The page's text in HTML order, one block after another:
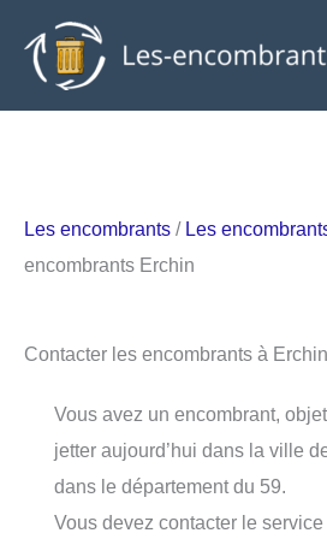
contenu
Les encombrants / Les
encombrants Erchin
Contacter les encombrants à
Vous avez un encombrant,
jetter aujourd’hui dans la ville
dans le département du 59.
Vous devez contacter le